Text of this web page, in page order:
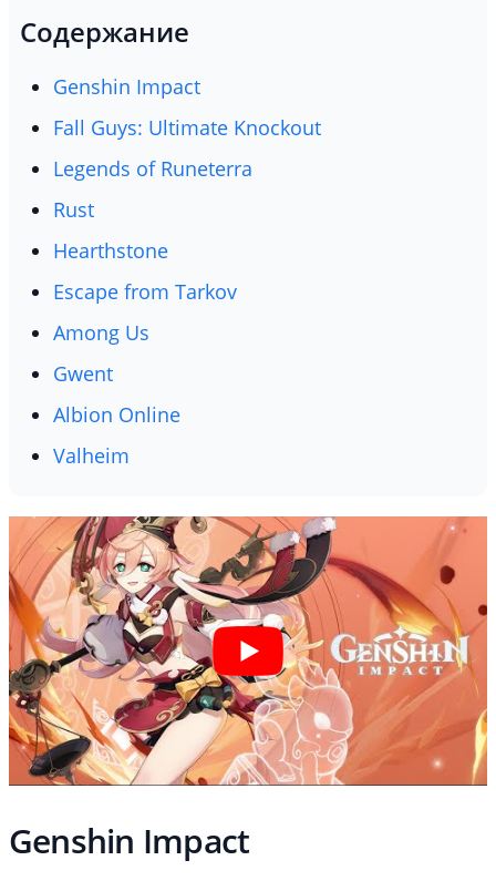
Содержание
Genshin Impact
Fall Guys: Ultimate Knockout
Legends of Runeterra
Rust
Hearthstone
Escape from Tarkov
Among Us
Gwent
Albion Online
Valheim
Genshin Impact